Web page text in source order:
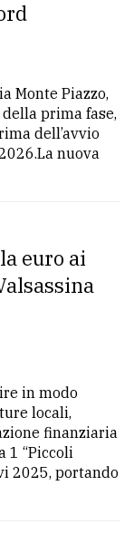
Monte Piazzo,
prima fase,
dell’avvio
nuova
euro ai
in modo
locali,
finanziaria
1 “Piccoli
2025, portando